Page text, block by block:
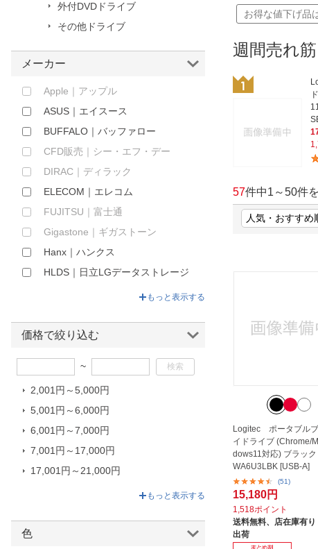
お買いもの履歴
閲覧履歴
お知らせ
お得な値下げ品
週間売れ
57件中1 ～50件
Logitec ポータブル
イドライブ (Chrome/
dows11対応) ブラッ
WA6U3LBK [USB-A]
(51)
15,180円
1,518ポイント
送料無料、 店在庫有り
出荷
外付DVDドライブ
その他ドライブ
メーカー
Apple｜アップル
ASUS｜エイスース
BUFFALO｜バッファロー
CFD販売｜シー・エフ・デー
DIRAC｜ディラック
ELECOM｜エレコム
FUJITSU｜富士通
Gigastone｜ギガストーン
Hanx｜ハンクス
HLDS｜日立LGデータストレージ
IOMEGA｜アイオメガ
LENOVO｜レノボジャパン
LITEON｜日本ライトン
Logitec｜ロジテック
NEC｜エヌイーシー
ORIGINAL BASIC｜オリジナルベ
OWLTECH｜オウルテック
Panasonic｜パナソニック
もっと表示する
価格で絞り込む
~
2,001円～5,000円
5,001円～6,000円
6,001円～7,000円
7,001円～17,000円
17,001円～21,000円
もっと表示する
色